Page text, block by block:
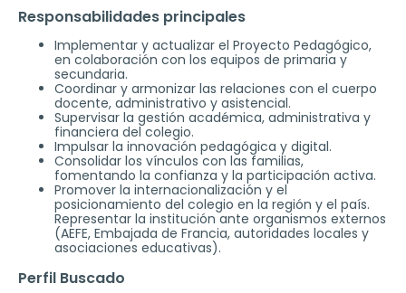
Responsabilidades principales
Implementar y actualizar el Proyecto Pedagógico,
en colaboración con los equipos de primaria y
secundaria.
Coordinar y armonizar las relaciones con el cuerpo
docente, administrativo y asistencial.
Supervisar la gestión académica, administrativa y
financiera del colegio.
Impulsar la innovación pedagógica y digital.
Consolidar los vínculos con las familias,
fomentando la confianza y la participación activa.
Promover la internacionalización y el
posicionamiento del colegio en la región y el país.
Representar la institución ante organismos externos
(AEFE, Embajada de Francia, autoridades locales y
asociaciones educativas).
Perfil Buscado